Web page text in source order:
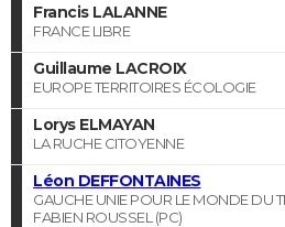
Francis LALANNE
FRANCE LIBRE
Guillaume LACROIX
EUROPE TERRITOIRES ÉCOLOGIE
Lorys ELMAYAN
LA RUCHE CITOYENNE
Léon DEFFONTAINES
GAUCHE UNIE POUR LE MONDE DU
FABIEN ROUSSEL (PC)